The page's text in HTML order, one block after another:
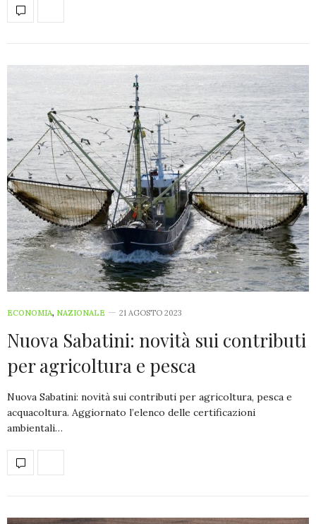
ECONOMIA, NAZIONALE 21 AGOSTO 2023
Nuova Sabatini: novità sui contributi
per agricoltura e pesca
Nuova Sabatini: novità sui contributi per agricoltura, pesca e
acquacoltura. Aggiornato l’elenco delle certificazioni
ambientali…